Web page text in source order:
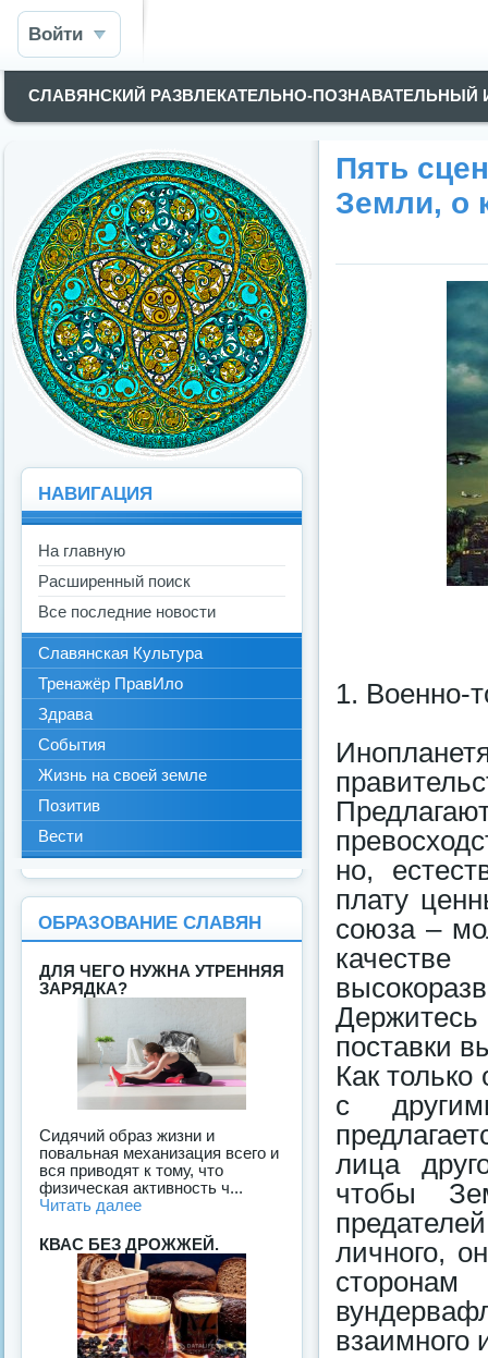
Войти
СЛАВЯНСКИЙ РАЗВЛЕКАТЕЛЬНО-
Пять
Земли, о
1. Военно-
но,
плату
союза –
поставки
Как
с
лица
чтобы
личного,
взаимного
НАВИГАЦИЯ
На главную
Расширенный поиск
Все последние новости
Славянская Культура
Тренажёр ПравИло
Здрава
События
Жизнь на своей земле
Позитив
Вести
ОБРАЗОВАНИЕ СЛАВЯН
ДЛЯ ЧЕГО НУЖНА УТРЕННЯЯ
ЗАРЯДКА?
Сидячий образ жизни и
повальная механизация всего и
вся приводят к тому, что
физическая активность ч...
Читать далее
КВАС БЕЗ ДРОЖЖЕЙ.